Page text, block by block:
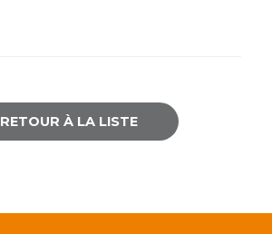
RETOUR À LA LISTE